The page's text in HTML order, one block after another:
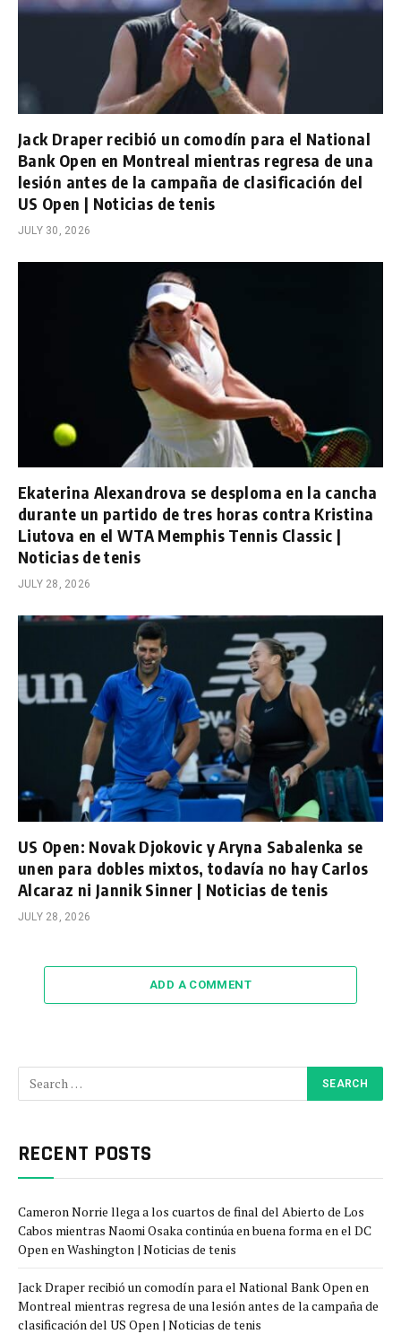
Jack Draper recibió un comodín para el National
Bank Open en Montreal mientras regresa de una
lesión antes de la campaña de clasificación del
US Open | Noticias de tenis
JULY 30, 2026
Ekaterina Alexandrova se desploma en la cancha
durante un partido de tres horas contra Kristina
Liutova en el WTA Memphis Tennis Classic |
Noticias de tenis
JULY 28, 2026
US Open: Novak Djokovic y Aryna Sabalenka se
unen para dobles mixtos, todavía no hay Carlos
Alcaraz ni Jannik Sinner | Noticias de tenis
JULY 28, 2026
ADD A COMMENT
RECENT POSTS
Cameron Norrie llega a los cuartos de final del Abierto de Los
Cabos mientras Naomi Osaka continúa en buena forma en el DC
Open en Washington | Noticias de tenis
Jack Draper recibió un comodín para el National Bank Open en
Montreal mientras regresa de una lesión antes de la campaña de
clasificación del US Open | Noticias de tenis